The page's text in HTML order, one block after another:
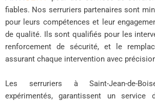
fiables. Nos serruriers partenaires sont
pour leurs compétences et leur
de qualité. Ils sont qualifiés pour les
renforcement de sécurité, et le
assurant chaque intervention avec
Les serruriers à Saint-Jean-de-
expérimentés, garantissent un